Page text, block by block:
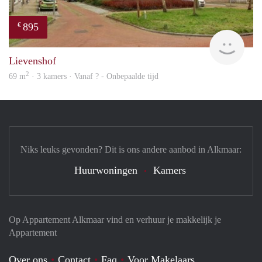
€ 895
rent
Lievenshof
69 m2 · 3 kamers · Vanaf ? - Onbepaalde tijd
Op Appartement Alkmaar vind en verhuur je makkelijk je
Appartement
Over ons Contact Faq Voor Makelaars
Niks leuks gevonden? Dit is ons andere aanbod in Alkmaar:
Huurwoningen Kamers